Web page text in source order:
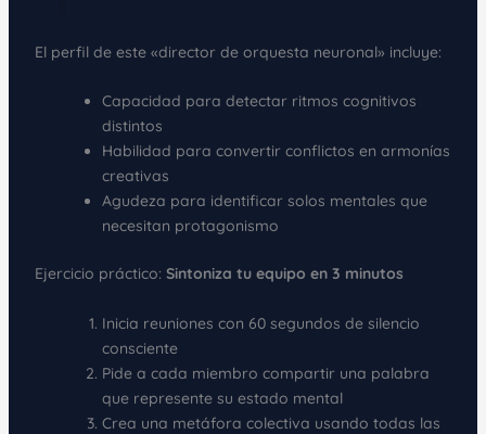
El perfil de este «director de orquesta neuronal» incluye:
Capacidad para detectar ritmos cognitivos
distintos
Habilidad para convertir conflictos en armonías
creativas
Agudeza para identificar solos mentales que
necesitan protagonismo
Ejercicio práctico: Sintoniza tu equipo en 3 minutos
Inicia reuniones con 60 segundos de silencio
consciente
Pide a cada miembro compartir una palabra
que represente su estado mental
Crea una metáfora colectiva usando todas las